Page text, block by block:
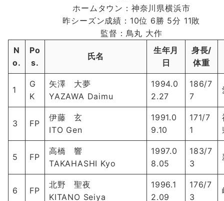
ホームタウン：神奈川県横浜市
昨シーズン成績：10位 6勝 5分 11敗
監督：鳥丸 大作
N
o.
Po
s.
氏名
生年月
日
身長/
体重
1
G
K
矢澤 大夢
YAZAWA Daimu
1994.0
2.27
186/7
7
3 FP
伊藤 玄
ITO Gen
1991.0
9.10
171/7
1
5 FP
高橋 響
TAKAHASHI Kyo
1997.0
8.05
183/7
3
6 FP
北野 聖夜
KITANO Seiya
1996.1
2.09
176/7
3